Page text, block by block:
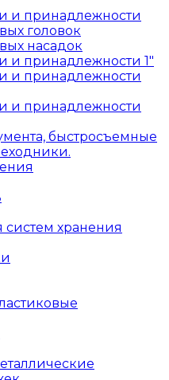
и принадлежности
головок
насадок
и принадлежности 1"
и принадлежности
и принадлежности
быстросъемные
систем хранения